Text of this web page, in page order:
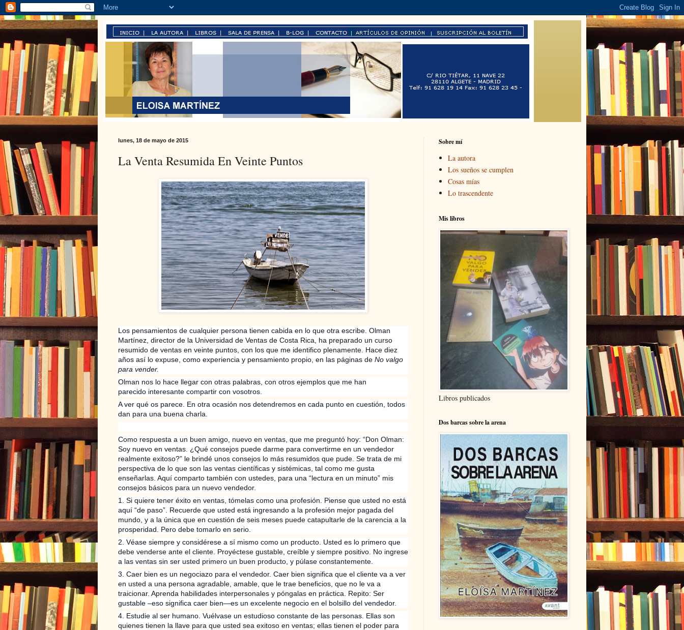
lunes, 18 de mayo de 2015
La Venta Resumida En Veinte Puntos
Los pensamientos de cualquier persona tienen cabida en lo que otra escribe. Olman
Martínez, director de la Universidad de Ventas de Costa Rica, ha preparado un curso
resumido de ventas en veinte puntos, con los que me identifico plenamente. Hace diez
años así lo expuse, como experiencia y pensamiento propio, en las páginas de No valgo
para vender.
Olman nos lo hace llegar con otras palabras, con otros ejemplos que me han
parecido interesante compartir con vosotros.
A ver qué os parece. En otra ocasión nos detendremos en cada punto en cuestión, todos
dan para una buena charla.
Como respuesta a un buen amigo, nuevo en ventas, que me preguntó hoy: “Don Olman:
Soy nuevo en ventas. ¿Qué consejos puede darme para convertirme en un vendedor
realmente exitoso?” le brindé unos consejos lo más resumidos que pude. Se trata de mi
perspectiva de lo que son las ventas científicas y sistémicas, tal como me gusta
enseñarlas. Aquí comparto también con ustedes, para una “lectura en un minuto” mis
consejos básicos para un nuevo vendedor.
1. Si quiere tener éxito en ventas, tómelas como una profesión. Piense que usted no está
aquí “de paso”. Recuerde que usted está ingresando a la profesión mejor pagada del
mundo, y a la única que en cuestión de seis meses puede catapultarle de la carencia a la
prosperidad. Pero debe tomarlo en serio.
2. Véase siempre y considérese a sí mismo como un producto. Usted es lo primero que
debe venderse ante el cliente. Proyéctese gustable, creíble y siempre positivo. No ingrese
a las ventas sin ser usted primero un buen producto, y púlase constantemente.
3. Caer bien es un negociazo para el vendedor. Caer bien significa que el cliente va a ver
en usted a una persona agradable, amable, que le trae beneficios, que no le va a
traicionar. Aprenda habilidades interpersonales y póngalas en práctica. Repito: Ser
gustable –eso significa caer bien—es un excelente negocio en el bolsillo del vendedor.
4. Estudie al ser humano. Vuélvase un estudioso constante de las personas. Ellas son
quienes tienen la llave para que usted sea exitoso en ventas; ellas tienen el poder para
Sobre mí
La autora
Los sueños se cumplen
Cosas mías
Lo trascendente
Mis libros
Libros publicados
Dos barcas sobre la arena